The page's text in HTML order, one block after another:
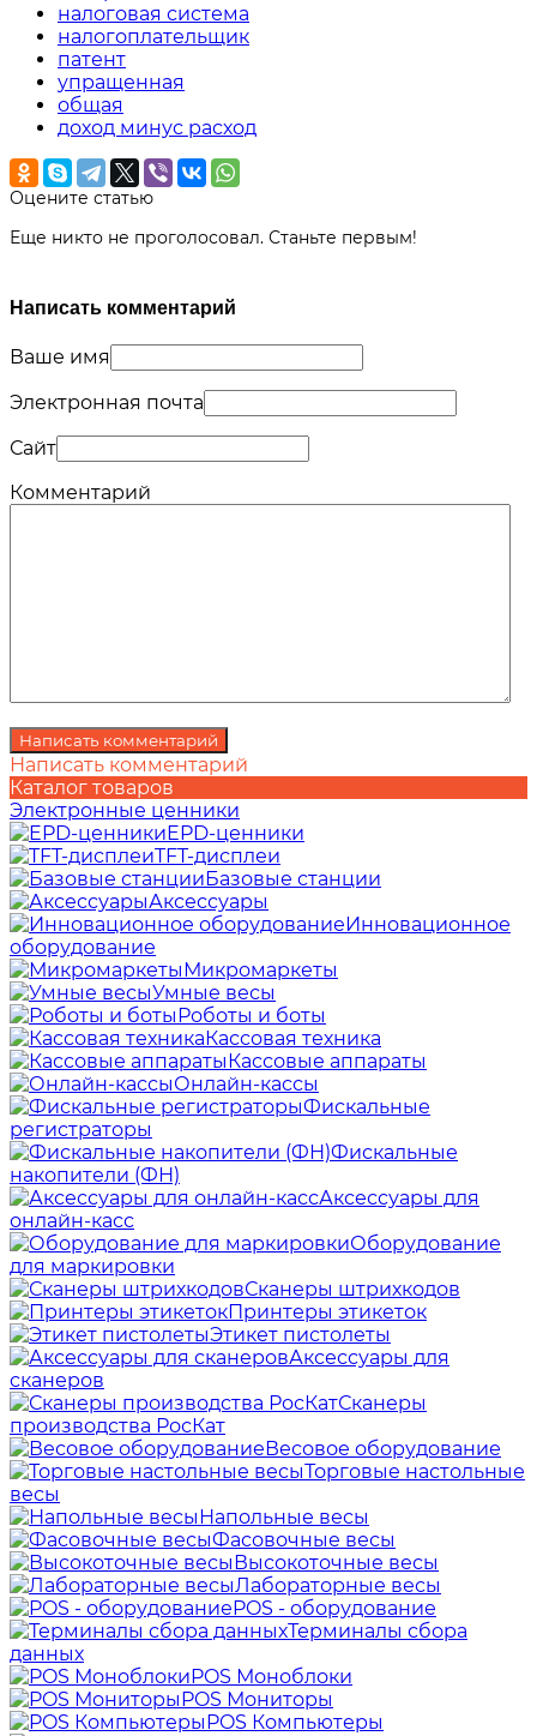
налоговая система
налогоплательщик
патент
упращенная
общая
доход минус расход
Оцените статью
Еще никто не проголосовал. Станьте первым!
Написать комментарий
Ваше имя
Электронная почта
Сайт
Комментарий
Написать комментарий
Каталог товаров
Электронные ценники
EPD-ценники
TFT-дисплеи
Базовые станции
Аксессуары
Инновационное
оборудование
Микромаркеты
Умные весы
Роботы и боты
Кассовая техника
Кассовые аппараты
Онлайн-кассы
Фискальные
регистраторы
Фискальные
накопители (ФН)
Аксессуары для
онлайн-касс
Оборудование
для маркировки
Сканеры штрихкодов
Принтеры этикеток
Этикет пистолеты
Аксессуары для
сканеров
Сканеры
производства РосКат
Весовое оборудование
Торговые настольные
весы
Напольные весы
Фасовочные весы
Высокоточные весы
Лабораторные весы
POS - оборудование
Терминалы сбора
данных
POS Моноблоки
POS Мониторы
POS Компьютеры